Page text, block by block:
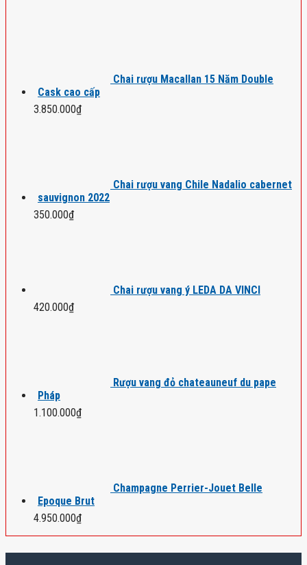
Chai rượu Macallan 15 Năm Double
Cask cao cấp
3.850.000₫
Chai rượu vang Chile Nadalio cabernet
sauvignon 2022
350.000₫
Chai rượu vang ý LEDA DA VINCI
420.000₫
Rượu vang đỏ chateauneuf du pape
Pháp
1.100.000₫
Champagne Perrier-Jouet Belle
Epoque Brut
4.950.000₫